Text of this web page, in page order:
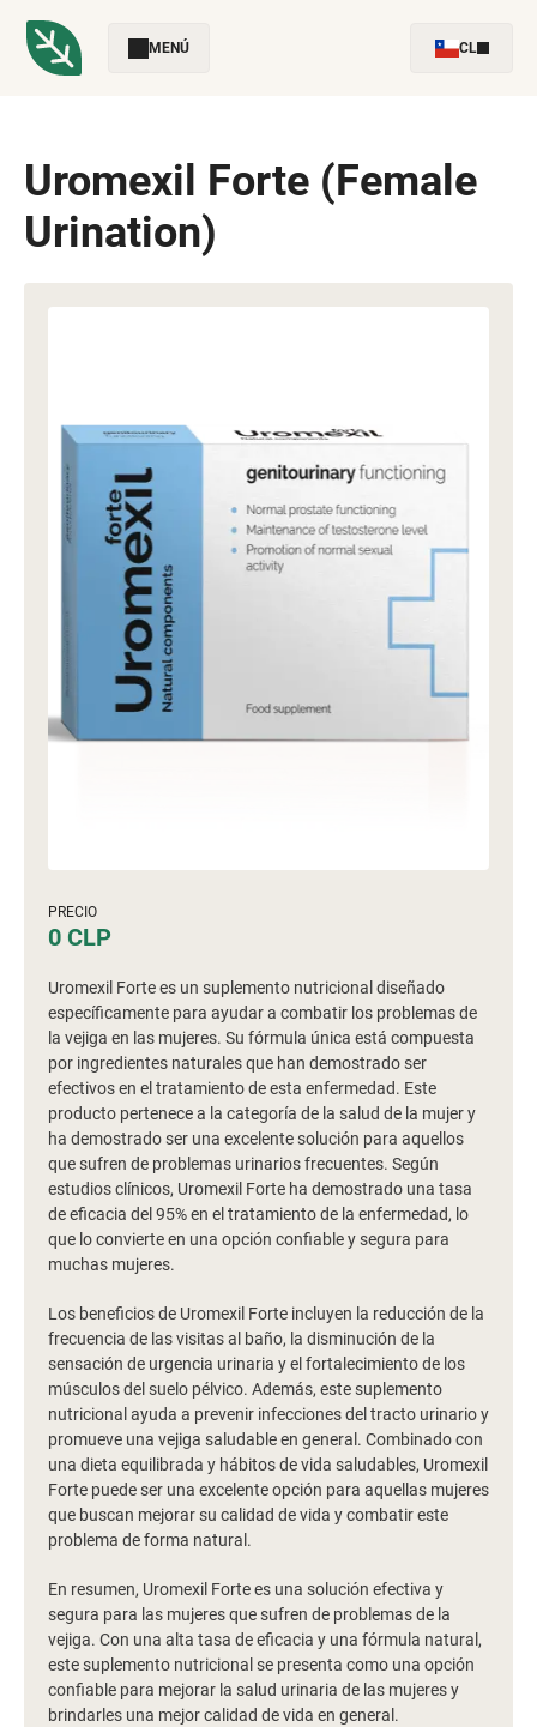
MENÚ CL
Uromexil Forte (Female
Urination)
PRECIO
0 CLP
Uromexil Forte es un suplemento nutricional diseñado
específicamente para ayudar a combatir los problemas de
la vejiga en las mujeres. Su fórmula única está compuesta
por ingredientes naturales que han demostrado ser
efectivos en el tratamiento de esta enfermedad. Este
producto pertenece a la categoría de la salud de la mujer y
ha demostrado ser una excelente solución para aquellos
que sufren de problemas urinarios frecuentes. Según
estudios clínicos, Uromexil Forte ha demostrado una tasa
de eficacia del 95% en el tratamiento de la enfermedad, lo
que lo convierte en una opción confiable y segura para
muchas mujeres.
Los beneficios de Uromexil Forte incluyen la reducción de la
frecuencia de las visitas al baño, la disminución de la
sensación de urgencia urinaria y el fortalecimiento de los
músculos del suelo pélvico. Además, este suplemento
nutricional ayuda a prevenir infecciones del tracto urinario y
promueve una vejiga saludable en general. Combinado con
una dieta equilibrada y hábitos de vida saludables, Uromexil
Forte puede ser una excelente opción para aquellas mujeres
que buscan mejorar su calidad de vida y combatir este
problema de forma natural.
En resumen, Uromexil Forte es una solución efectiva y
segura para las mujeres que sufren de problemas de la
vejiga. Con una alta tasa de eficacia y una fórmula natural,
este suplemento nutricional se presenta como una opción
confiable para mejorar la salud urinaria de las mujeres y
brindarles una mejor calidad de vida en general.